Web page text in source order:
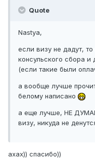
Quote
Nastya,
если визу не дадут,
консульского сбора и
(если такие были
а вообще лучше
белому написано
а еще лучше, НЕ
визу, никуда не
ахах)) спасибо))